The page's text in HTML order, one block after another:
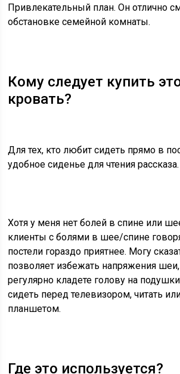
Привлекательный план. Он отлично
обстановке семейной комнаты.
Кому следует купить
кровать?
Для тех, кто любит сидеть прямо в
удобное сиденье для чтения рассказа.
Хотя у меня нет болей в спине или
клиенты с болями в шее/спине
постели гораздо приятнее. Могу
позволяет избежать напряжения
регулярно кладете голову на
сидеть перед телевизором, читать
планшетом.
Где это используется?